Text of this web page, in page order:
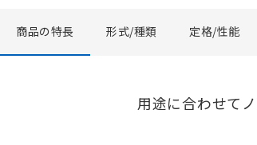
商品の特長 形式/種類 定格/性能
用途に合わせて